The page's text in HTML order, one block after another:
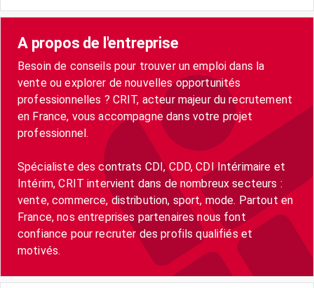
A propos de l'entreprise
Besoin de conseils pour trouver un emploi dans la
vente ou explorer de nouvelles opportunités
professionnelles ? CRIT, acteur majeur du recrutement
en France, vous accompagne dans votre projet
professionnel.
Spécialiste des contrats CDI, CDD, CDI Intérimaire et
Intérim, CRIT intervient dans de nombreux secteurs :
vente, commerce, distribution, sport, mode. Partout en
France, nos entreprises partenaires nous font
confiance pour recruter des profils qualifiés et
motivés.